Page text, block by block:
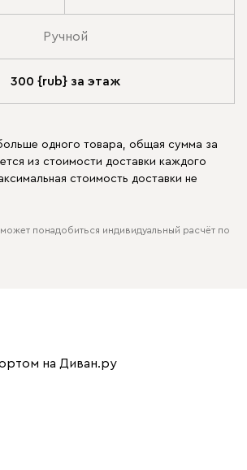
Ручной
300 {rub} за этаж
одного товара, общая сумма за
из стоимости доставки каждого
стоимость доставки не
может понадобиться индивидуальный расчёт по
на Диван.ру